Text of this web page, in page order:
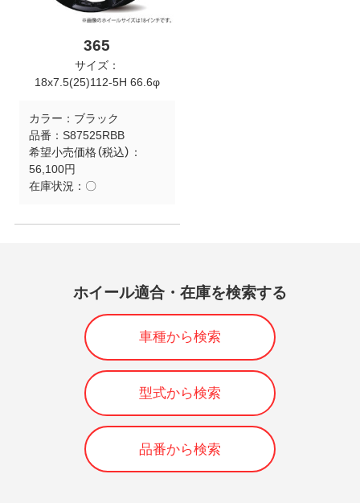
365
サイズ：
18x7.5(25)112-5H 66.6φ
カラー： ブラック
品番： S87525RBB
希望小売価格（税込）：
56,100円
在庫状況： 〇
ホイール適合・在庫を検索する
車種から検索
型式から検索
品番から検索